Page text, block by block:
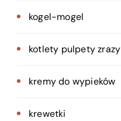
kogel-mogel
kotlety pulpety zrazy
kremy do wypieków
krewetki